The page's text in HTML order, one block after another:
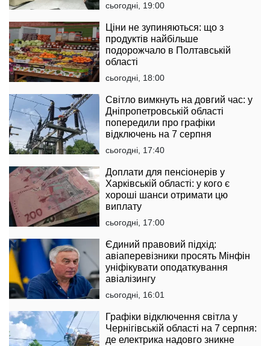
сьогодні, 19:00
Ціни не зупиняються: що з
продуктів найбільше
подорожчало в Полтавській
області
сьогодні, 18:00
Світло вимкнуть на довгий час: у
Дніпропетровській області
попередили про графіки
відключень на 7 серпня
сьогодні, 17:40
Доплати для пенсіонерів у
Харківській області: у кого є
хороші шанси отримати цю
виплату
сьогодні, 17:00
Єдиний правовий підхід:
авіаперевізники просять Мінфін
уніфікувати оподаткування
авіалізингу
сьогодні, 16:01
Графіки відключення світла у
Чернігівській області на 7 серпня:
де електрика надовго зникне